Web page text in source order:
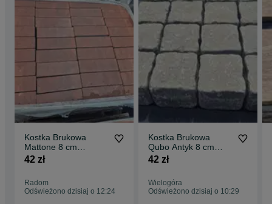
Kostka Brukowa
Mattone 8 cm
Ceglasty Libet Okazja
42 zł
Radom
Odświeżono dzisiaj o 12:24
Kostka Brukowa
Qubo Antyk 8 cm
Srebrno Szary Libet
42 zł
Wielogóra
Odświeżono dzisiaj o 10:29